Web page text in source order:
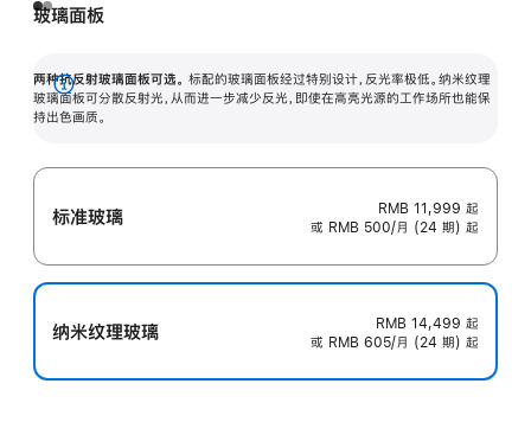
玻璃面板
两种抗反射玻璃面板可选。 标配的玻璃面板经过特别设计，反光率极低。纳米纹理
玻璃面板可分散反射光，从而进一步减少反光，即使在高亮光源的工作场所也能保
持出色画质。
展
开
标准玻璃 RMB 11,999 起
或 RMB 500/月 (24 期) 起
纳米纹理玻璃 RMB 14,499 起
或 RMB 605/月 (24 期) 起